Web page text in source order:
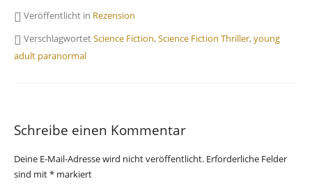
Veröffentlicht in Rezension
VerschlagwortetScience Fiction,Science Fiction Thriller,young
adult paranormal
Schreibe einen Kommentar
Deine E-Mail-Adresse wird nicht veröffentlicht. Erforderliche Felder
sind mit* markiert